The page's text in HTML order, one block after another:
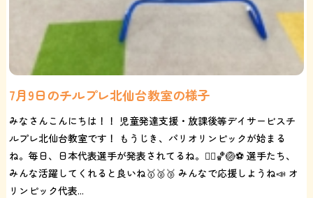
7月9日のチルプレ北仙台教室の様子
みなさんこんにちは！！ 児童発達支援・放課後等デイサービスチ
ルプレ北仙台教室です！ もうじき、パリオリンピックが始まる
ね。毎日、日本代表選手が発表されてるね。🏃‍♂️🏀🏐⚽️ 選手たち、
みんな活躍してくれると良いね🥇🥈🥉 みんなで応援しようね📣 オ
リンピック代表...